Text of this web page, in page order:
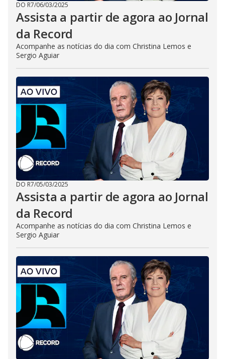
DO R7/06/03/2025
Assista a partir de agora ao Jornal
da Record
Acompanhe as notícias do dia com Christina Lemos e
Sergio Aguiar
DO R7/05/03/2025
Assista a partir de agora ao Jornal
da Record
Acompanhe as notícias do dia com Christina Lemos e
Sergio Aguiar